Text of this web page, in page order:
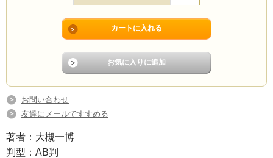
お問い合わせ
友達にメールですすめる
著者：大槻一博
判型：AB判